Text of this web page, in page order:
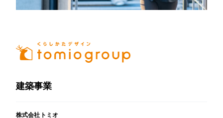
建築事業
株式会社トミオ